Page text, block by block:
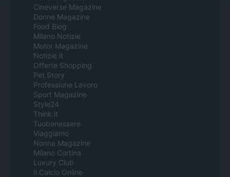
Cineverse Magazine
Donne Magazine
Food Blog
Milano Notizie
Motor Magazine
Notizie.it
Offerte Shopping
Pet Story
Professione Lavoro
Sport Magazine
Style24
Think.it
Tuobenessere
Viaggiamo
Nonne Magazine
Milano Cortina
Luxury Club
Il Calcio Online